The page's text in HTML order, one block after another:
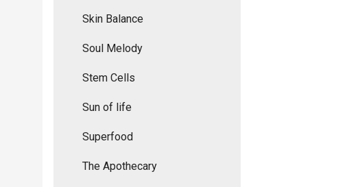
Skin Balance
Soul Melody
Stem Cells
Sun of life
Superfood
The Apothecary